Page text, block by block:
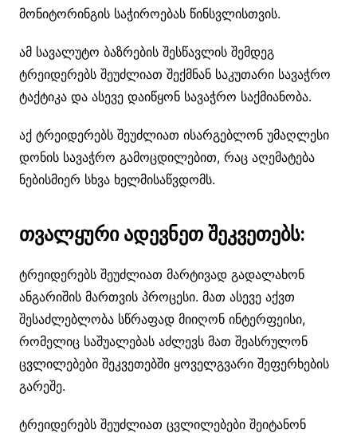
მონიტორინგის საჭიროებას წინსვლისთვის.
ამ სავალუტო ბაზრების შესწავლის შემდეგ
ტრეიდერებს შეუძლიათ შექმნან საკუთარი სავაჭრო
ტაქტიკა და ასევე დაიწყონ სავაჭრო საქმიანობა.
აქ ტრეიდერებს შეუძლიათ ისარგებლონ უმაღლესი
დონის სავაჭრო გამოცდილებით, რაც აღემატება
ნებისმიერ სხვა ხელმისაწვდომს.
თვალყური ადევნეთ შეკვეთებს:
ტრეიდერებს შეუძლიათ მარტივად გადალახონ
ანგარიშის მართვის პროცესი. მათ ასევე აქვთ
შესაძლებლობა სწრაფად მიიღონ ინტერფეისი,
რომელიც საშუალებას აძლევს მათ შეასრულონ
ცვლილებები შეკვეთებში ყოველგვარი შეფერხების
გარეშე.
ტრეიდერებს შეუძლიათ ცვლილებები შეიტანონ